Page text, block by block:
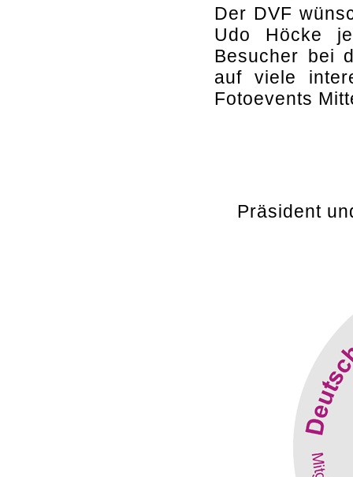
Der DVF
Udo Höcke
Besucher bei
auf viele
Fotoevents
Präsident